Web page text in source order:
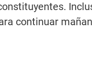
continuar